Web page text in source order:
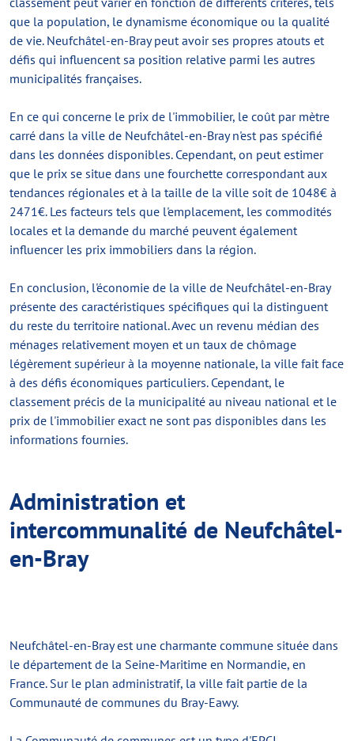
que la population, le dynamisme économique ou la qualité
de vie. Neufchâtel-en-Bray peut avoir ses propres atouts et
défis qui influencent sa position relative parmi les autres
municipalités françaises.
En ce qui concerne le prix de l'immobilier, le coût par mètre
carré dans la ville de Neufchâtel-en-Bray n'est pas spécifié
dans les données disponibles. Cependant, on peut estimer
que le prix se situe dans une fourchette correspondant aux
tendances régionales et à la taille de la ville soit de 1048€ à
2471€. Les facteurs tels que l'emplacement, les commodités
locales et la demande du marché peuvent également
influencer les prix immobiliers dans la région.
En conclusion, l'économie de la ville de Neufchâtel-en-Bray
présente des caractéristiques spécifiques qui la distinguent
du reste du territoire national. Avec un revenu médian des
ménages relativement moyen et un taux de chômage
légèrement supérieur à la moyenne nationale, la ville fait face
à des défis économiques particuliers. Cependant, le
classement précis de la municipalité au niveau national et le
prix de l'immobilier exact ne sont pas disponibles dans les
informations fournies.
Administration et
intercommunalité de Neufchâtel-
en-Bray
Neufchâtel-en-Bray est une charmante commune située dans
le département de la Seine-Maritime en Normandie, en
France. Sur le plan administratif, la ville fait partie de la
Communauté de communes du Bray-Eawy.